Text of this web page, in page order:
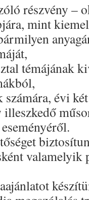
részvény –
mint
témájának
évi
valamelyik